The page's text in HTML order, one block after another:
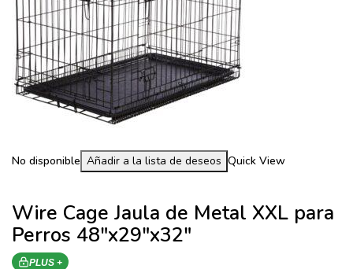
No disponible Añadir a la lista de deseos Quick View
Wire Cage Jaula de Metal XXL para
Perros 48″x29″x32″
PLUS +